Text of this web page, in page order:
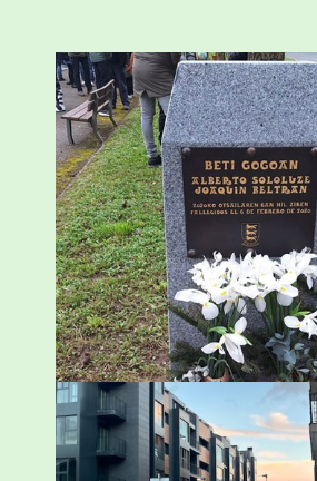
«Azkenengo 40 urteetan
ingurumen-hondamendirik
ESKUALDEA,ZALDIBAR/2024-02-06